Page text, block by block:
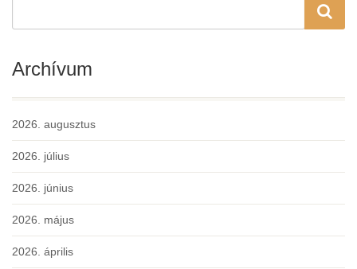
Archívum
2026. augusztus
2026. július
2026. június
2026. május
2026. április